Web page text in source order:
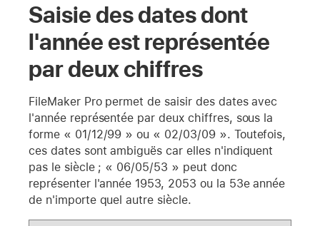
Saisie des dates dont
l'année est représentée
par deux chiffres
FileMaker Pro permet de saisir des dates avec
l'année représentée par deux chiffres, sous la
forme « 01/12/99 » ou « 02/03/09 ». Toutefois,
ces dates sont ambiguës car elles n'indiquent
pas le siècle ; « 06/05/53 » peut donc
représenter l'année 1953, 2053 ou la 53e année
de n'importe quel autre siècle.